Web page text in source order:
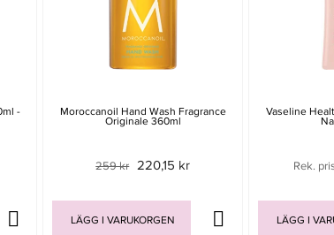
- Moroccanoil Hand Wash Fragrance
Originale 360ml
259 kr 220,15 kr
LÄGG I VARUKORGEN
Vaseline
Rek.
LÄGG I